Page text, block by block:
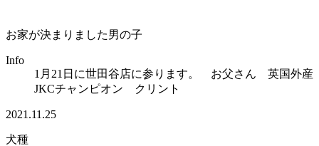
お家が決まりました男の子
Info
1月21日に世田谷店に参ります。 お父さん 英国外産
JKCチャンピオン クリント
2021.11.25
犬種